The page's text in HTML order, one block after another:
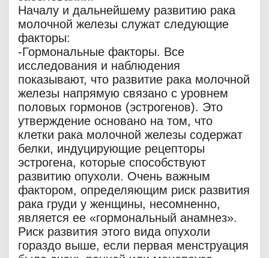
Началу и дальнейшему развитию рака
молочной железы служат следующие
факторы:
-Гормональные факторы. Все
исследования и наблюдения
показывают, что развитие рака молочной
железы напрямую связано с уровнем
половых гормонов (эстрогенов). Это
утверждение основано на том, что
клетки рака молочной железы содержат
белки, индуцирующие рецепторы
эстрогена, которые способствуют
развитию опухоли. Очень важным
фактором, определяющим риск развития
рака груди у женщины, несомненно,
является ее «гормональный анамнез».
Риск развития этого вида опухоли
гораздо выше, если первая менструация